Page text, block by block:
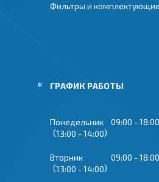
Фильтры и комплектующие
ГРАФИК РАБОТЫ
Понедельник 09:00
18:00
13:00
14:00
Вторник 09:00
18:00
13:00
14:00